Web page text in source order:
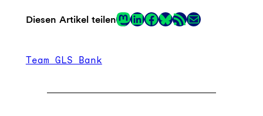
Diesen Artikel teilenMastodon
LinkedIn
Facebook
LinkRSS-Feed
E-Mail
Team GLS Bank